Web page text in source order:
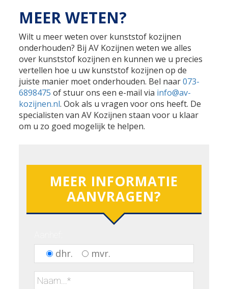
MEER WETEN?
Wilt u meer weten over kunststof kozijnen
onderhouden? Bij AV Kozijnen weten we alles
over kunststof kozijnen en kunnen we u precies
vertellen hoe u uw kunststof kozijnen op de
juiste manier moet onderhouden. Bel naar073-
6898475 of stuur ons een e-mail via info@av-
kozijnen.nl. Ook als u vragen voor ons heeft. De
specialisten van AV Kozijnen staan voor u klaar
om u zo goed mogelijk te helpen.
MEER INFORMATIE
AANVRAGEN?
dhr. mvr.